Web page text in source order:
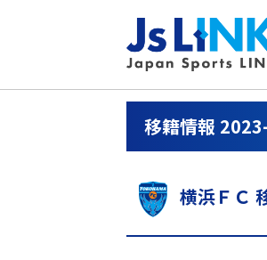
移籍情報
横浜ＦＣ